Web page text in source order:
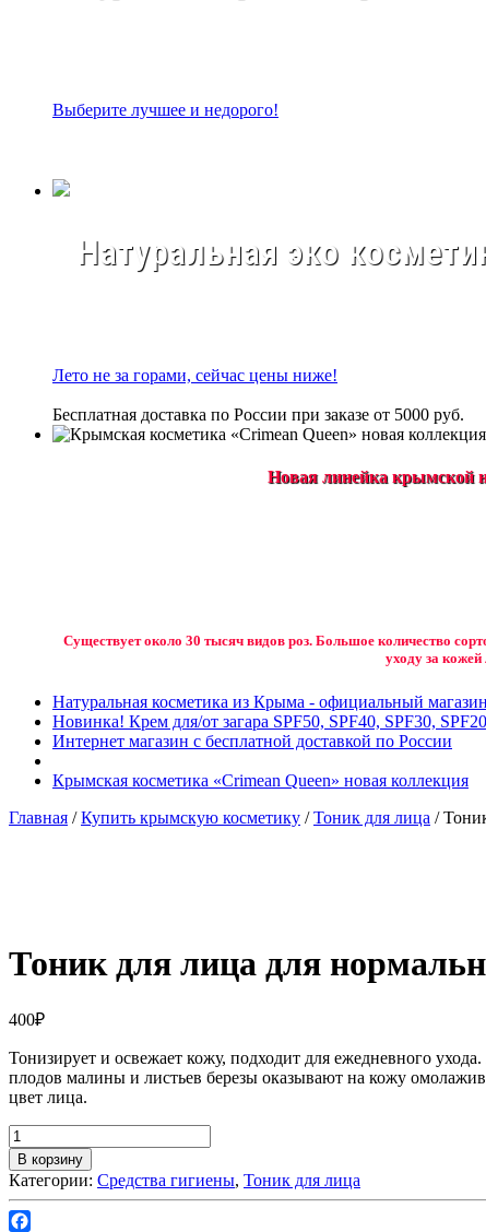
Выберите лучшее и недорого!
Натуральная эко
Лето не за горами, сейчас цены ниже!
Бесплатная доставка по России при заказе от 5000 руб.
Новая линейка крымской
Существует около 30 тысяч видов роз. Большое количество
уходу за кожей
Натуральная косметика из Крыма - официальный
Новинка! Крем для/от загара SPF50, SPF40, SPF30,
Интернет магазин с бесплатной доставкой по России
Крымская косметика «Crimean Queen» новая коллекция
Главная /Купить крымскую косметику /Тоник для лица /
Тоник для лица для
400₽
Тонизирует и освежает кожу, подходит для ежедневного
плодов малины и листьев березы оказывают на кожу
цвет лица.
В корзину
Категории: Средства гигиены, Тоник для лица